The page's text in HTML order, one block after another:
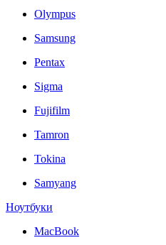
Olympus
Samsung
Pentax
Sigma
Fujifilm
Tamron
Tokina
Samyang
Ноутбуки
MacBook